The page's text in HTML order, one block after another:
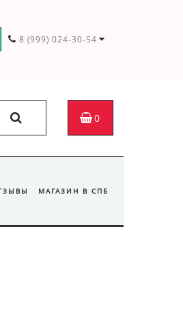
8 (999) 024-30-54
0
МАГАЗИН В СПБ